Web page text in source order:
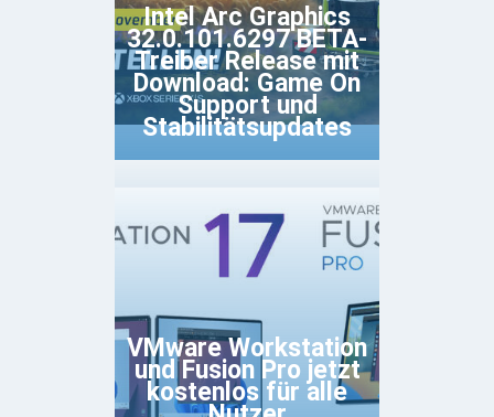
Intel Arc Graphics
32.0.101.6297 BETA-
Treiber Release mit
Download: Game On
Support und
Stabilitätsupdates
VMware Workstation
und Fusion Pro jetzt
kostenlos für alle